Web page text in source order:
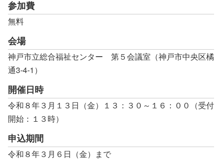
問い合わせのある方に
検
索:
参加費
無料
会場
神戸市立総合福祉センター 第５会議室（神戸市中央区橘
通3-4-1）
開催日時
令和８年３月１３日（金）１３：３０～１６：００（受付
開始：１３時）
申込期間
令和８年３月６日（金）まで